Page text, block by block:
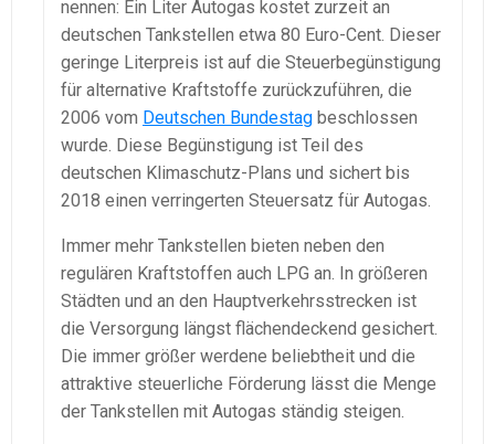
nennen: Ein Liter Autogas kostet zurzeit an
deutschen Tankstellen etwa 80 Euro-Cent. Dieser
geringe Literpreis ist auf die Steuerbegünstigung
für alternative Kraftstoffe zurückzuführen, die
2006 vom Deutschen Bundestag beschlossen
wurde. Diese Begünstigung ist Teil des
deutschen Klimaschutz-Plans und sichert bis
2018 einen verringerten Steuersatz für Autogas.
Immer mehr Tankstellen bieten neben den
regulären Kraftstoffen auch LPG an. In größeren
Städten und an den Hauptverkehrsstrecken ist
die Versorgung längst flächendeckend gesichert.
Die immer größer werdene beliebtheit und die
attraktive steuerliche Förderung lässt die Menge
der Tankstellen mit Autogas ständig steigen.